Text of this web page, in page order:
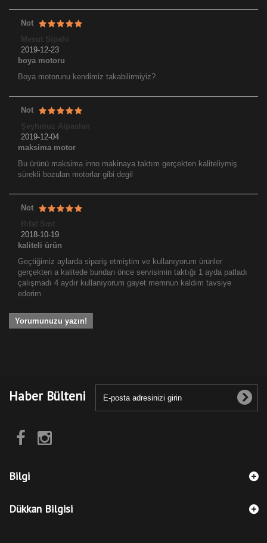
Not
Mesut Sipahi
2019-12-23
boya motoru
Boya motorunu kendimiz takabilirmiyiz?
Not
Şeyhmuz Alpaslan
2019-12-04
maksima motor
Bu ürünü maksima inno makinaya taktım gerçekten kaliteliymiş
sürekli bozulan motorlar gibi degil
Not
Rıfat Smt
2018-10-19
kaliteli ürün
Geçtiğimiz aylarda sipariş etmiştim ve kullanıyorum ürünler
gerçekten a kalitede bundan önce servisimin taktığı 1 ayda patladı
çalışmadı 4 aydır kullanıyorum gayet memnun kaldım tavsiye
ederim
Yorumunuzu yazın!
Haber Bülteni
Bilgi
Dükkan Bilgisi